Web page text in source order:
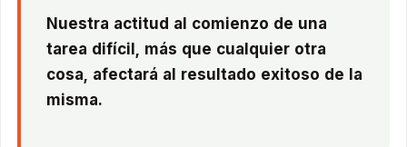
Nuestra actitud al comienzo de una
tarea difícil, más que cualquier otra
cosa, afectará al resultado exitoso de la
misma.